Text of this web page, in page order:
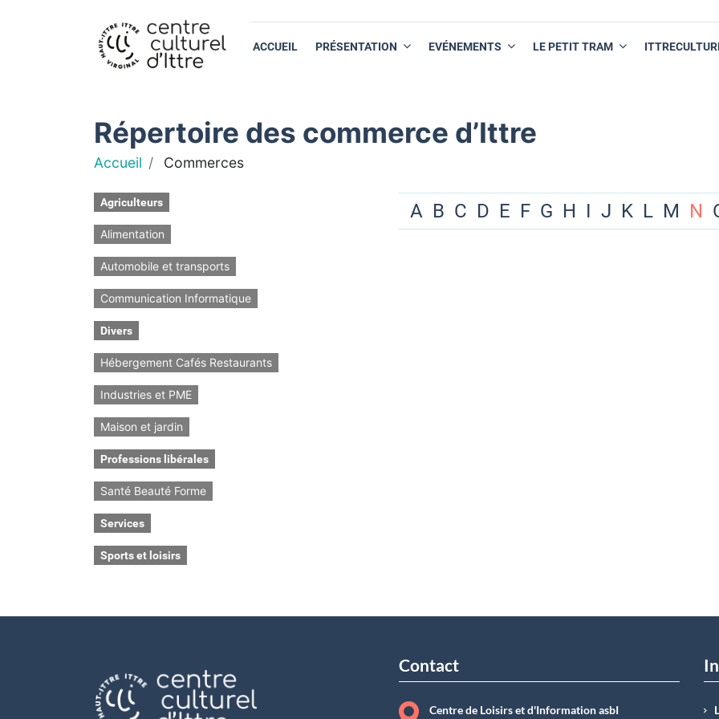
ACCUEIL PRÉSENTATION EVÉNEMENTS LE PETIT TRAM
Répertoire des commerce d’Ittre
Accueil Commerces
Agriculteurs
Alimentation
Automobile et transports
Communication Informatique
Divers
Hébergement Cafés Restaurants
Industries et PME
Maison et jardin
Professions libérales
Santé Beauté Forme
Services
Sports et loisirs
A B C D E F G H I J K L M N
Contact
Centre de Loisirs et d'Information asbI